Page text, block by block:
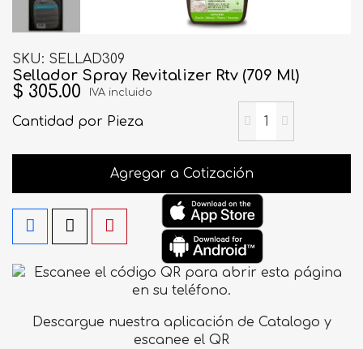
SKU SELLAD309
Sellador Spray Revitalizer Rtv (709 Ml)
$ 305.00 IVA incluido
Cantidad por Pieza
Agregar a Cotización
Descargue nuestra aplicación de Catalogo y
escanee el QR